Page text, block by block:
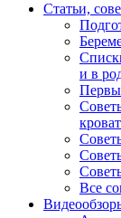
Статьи,
и в
Все